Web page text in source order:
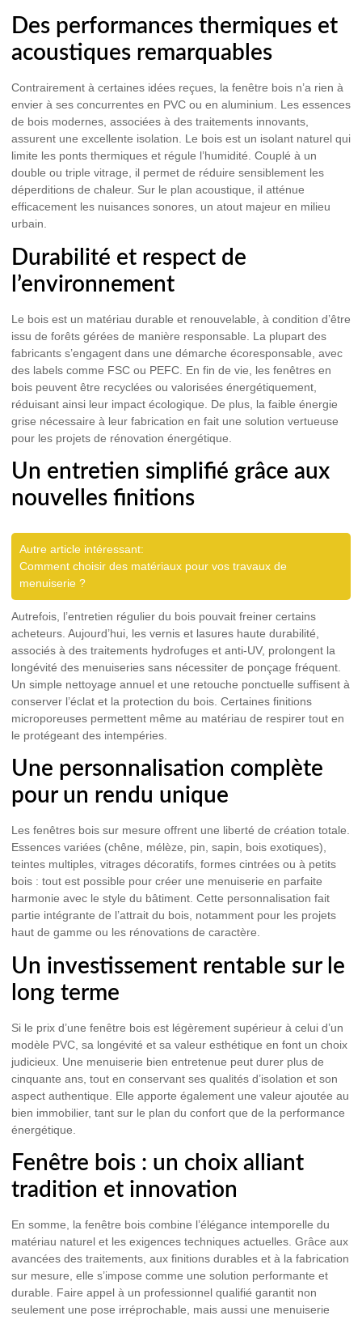
Des performances thermiques et
acoustiques remarquables
Contrairement à certaines idées reçues, la fenêtre bois n’a rien à
envier à ses concurrentes en PVC ou en aluminium. Les essences
de bois modernes, associées à des traitements innovants,
assurent une excellente isolation. Le bois est un isolant naturel qui
limite les ponts thermiques et régule l’humidité. Couplé à un
double ou triple vitrage, il permet de réduire sensiblement les
déperditions de chaleur. Sur le plan acoustique, il atténue
efficacement les nuisances sonores, un atout majeur en milieu
urbain.
Durabilité et respect de
l’environnement
Le bois est un matériau durable et renouvelable, à condition d’être
issu de forêts gérées de manière responsable. La plupart des
fabricants s’engagent dans une démarche écoresponsable, avec
des labels comme FSC ou PEFC. En fin de vie, les fenêtres en
bois peuvent être recyclées ou valorisées énergétiquement,
réduisant ainsi leur impact écologique. De plus, la faible énergie
grise nécessaire à leur fabrication en fait une solution vertueuse
pour les projets de rénovation énergétique.
Un entretien simplifié grâce aux
nouvelles finitions
Autre article intéressant:
Comment choisir des matériaux pour vos travaux de
menuiserie ?
Autrefois, l’entretien régulier du bois pouvait freiner certains
acheteurs. Aujourd’hui, les vernis et lasures haute durabilité,
associés à des traitements hydrofuges et anti-UV, prolongent la
longévité des menuiseries sans nécessiter de ponçage fréquent.
Un simple nettoyage annuel et une retouche ponctuelle suffisent à
conserver l’éclat et la protection du bois. Certaines finitions
microporeuses permettent même au matériau de respirer tout en
le protégeant des intempéries.
Une personnalisation complète
pour un rendu unique
Les fenêtres bois sur mesure offrent une liberté de création totale.
Essences variées (chêne, mélèze, pin, sapin, bois exotiques),
teintes multiples, vitrages décoratifs, formes cintrées ou à petits
bois : tout est possible pour créer une menuiserie en parfaite
harmonie avec le style du bâtiment. Cette personnalisation fait
partie intégrante de l’attrait du bois, notamment pour les projets
haut de gamme ou les rénovations de caractère.
Un investissement rentable sur le
long terme
Si le prix d’une fenêtre bois est légèrement supérieur à celui d’un
modèle PVC, sa longévité et sa valeur esthétique en font un choix
judicieux. Une menuiserie bien entretenue peut durer plus de
cinquante ans, tout en conservant ses qualités d’isolation et son
aspect authentique. Elle apporte également une valeur ajoutée au
bien immobilier, tant sur le plan du confort que de la performance
énergétique.
Fenêtre bois : un choix alliant
tradition et innovation
En somme, la fenêtre bois combine l’élégance intemporelle du
matériau naturel et les exigences techniques actuelles. Grâce aux
avancées des traitements, aux finitions durables et à la fabrication
sur mesure, elle s’impose comme une solution performante et
durable. Faire appel à un professionnel qualifié garantit non
seulement une pose irréprochable, mais aussi une menuiserie